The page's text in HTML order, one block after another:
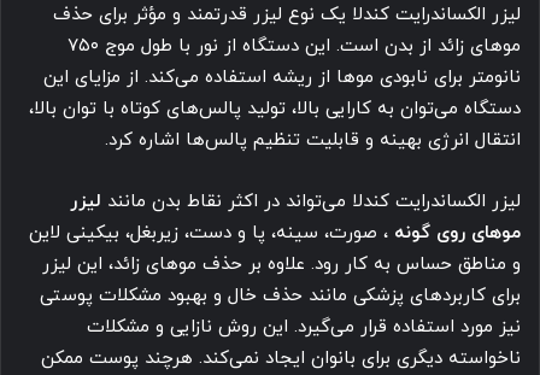
لیزر الکساندرایت کندلا یک نوع لیزر قدرتمند و مؤثر برای حذف
موهای زائد از بدن است. این دستگاه از نور با طول موج ۷۵۰
نانومتر برای نابودی موها از ریشه استفاده می‌کند. از مزایای این
دستگاه می‌توان به کارایی بالا، تولید پالس‌های کوتاه با توان بالا،
انتقال انرژی بهینه و قابلیت تنظیم پالس‌ها اشاره کرد.
لیزر الکساندرایت کندلا می‌تواند در اکثر نقاط بدن مانند لیزر
موهای روی گونه ، صورت، سینه، پا و دست، زیربغل، بیکینی لاین
و مناطق حساس به کار رود. علاوه بر حذف موهای زائد، این لیزر
برای کاربردهای پزشکی مانند حذف خال و بهبود مشکلات پوستی
نیز مورد استفاده قرار می‌گیرد. این روش نازایی و مشکلات
ناخواسته دیگری برای بانوان ایجاد نمی‌کند. هرچند پوست ممکن